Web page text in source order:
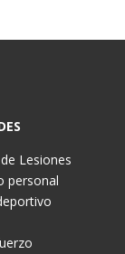
Lesiones
personal